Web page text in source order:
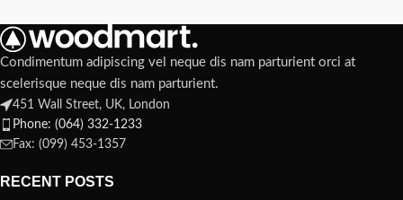
Condimentum adipiscing vel neque dis nam parturient orci at
scelerisque neque dis nam parturient.
451 Wall Street, UK, London
Phone: (064) 332-1233
Fax: (099) 453-1357
RECENT POSTS